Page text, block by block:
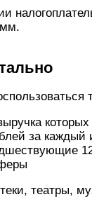
за каждый
театры,